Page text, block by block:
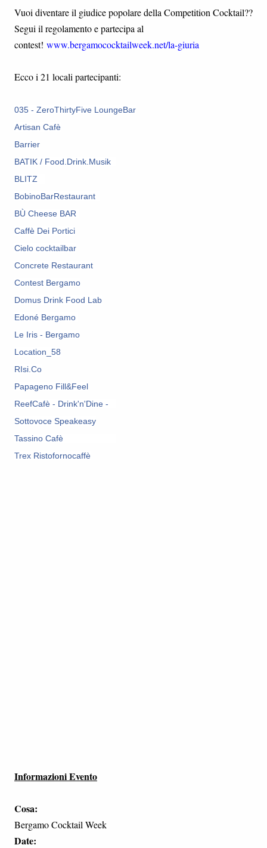
Vuoi diventare il giudice popolare della Competition Cocktail??
Segui il regolamento e partecipa al
contest! www.bergamococktailweek.net/la-giuria
Ecco i 21 locali partecipanti:
035 - ZeroThirtyFive LoungeBar
Artisan Cafè
Barrier
BATIK / Food.Drink.Musik
BLITZ
BobinoBarRestaurant
BÙ Cheese BAR
Caffè Dei Portici
Cielo cocktailbar
Concrete Restaurant
Contest Bergamo
Domus Drink Food Lab
Edoné Bergamo
Le Iris - Bergamo
Location_58
RIsi.Co
Papageno Fill&Feel
ReefCafè - Drink'n'Dine -
Sottovoce Speakeasy
Tassino Cafè
Trex Ristofornocaffè
Informazioni Evento
Cosa:
Bergamo Cocktail Week
Date: